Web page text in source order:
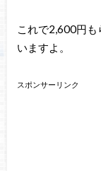
これで2,600円も
いますよ。
スポンサーリンク